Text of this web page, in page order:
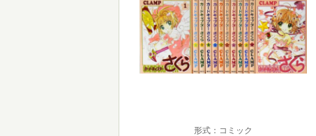
形式：コミック